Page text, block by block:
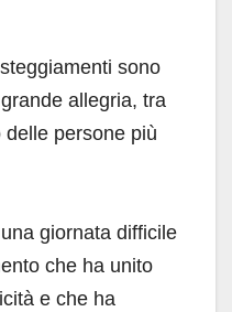
sono
allegria, tra
delle persone più
giornata difficile
che ha unito
e che ha